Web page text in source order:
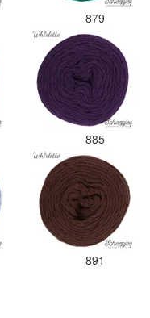
879
885
891